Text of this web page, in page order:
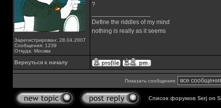
Зарегистрирован: 28.04.2007
Сообщения: 1239
Откуда: Москва
?
Define the riddles of my mind
nothing is really as it seems
Вернуться к началу
Показать сообщения:
Список форумов Serj on